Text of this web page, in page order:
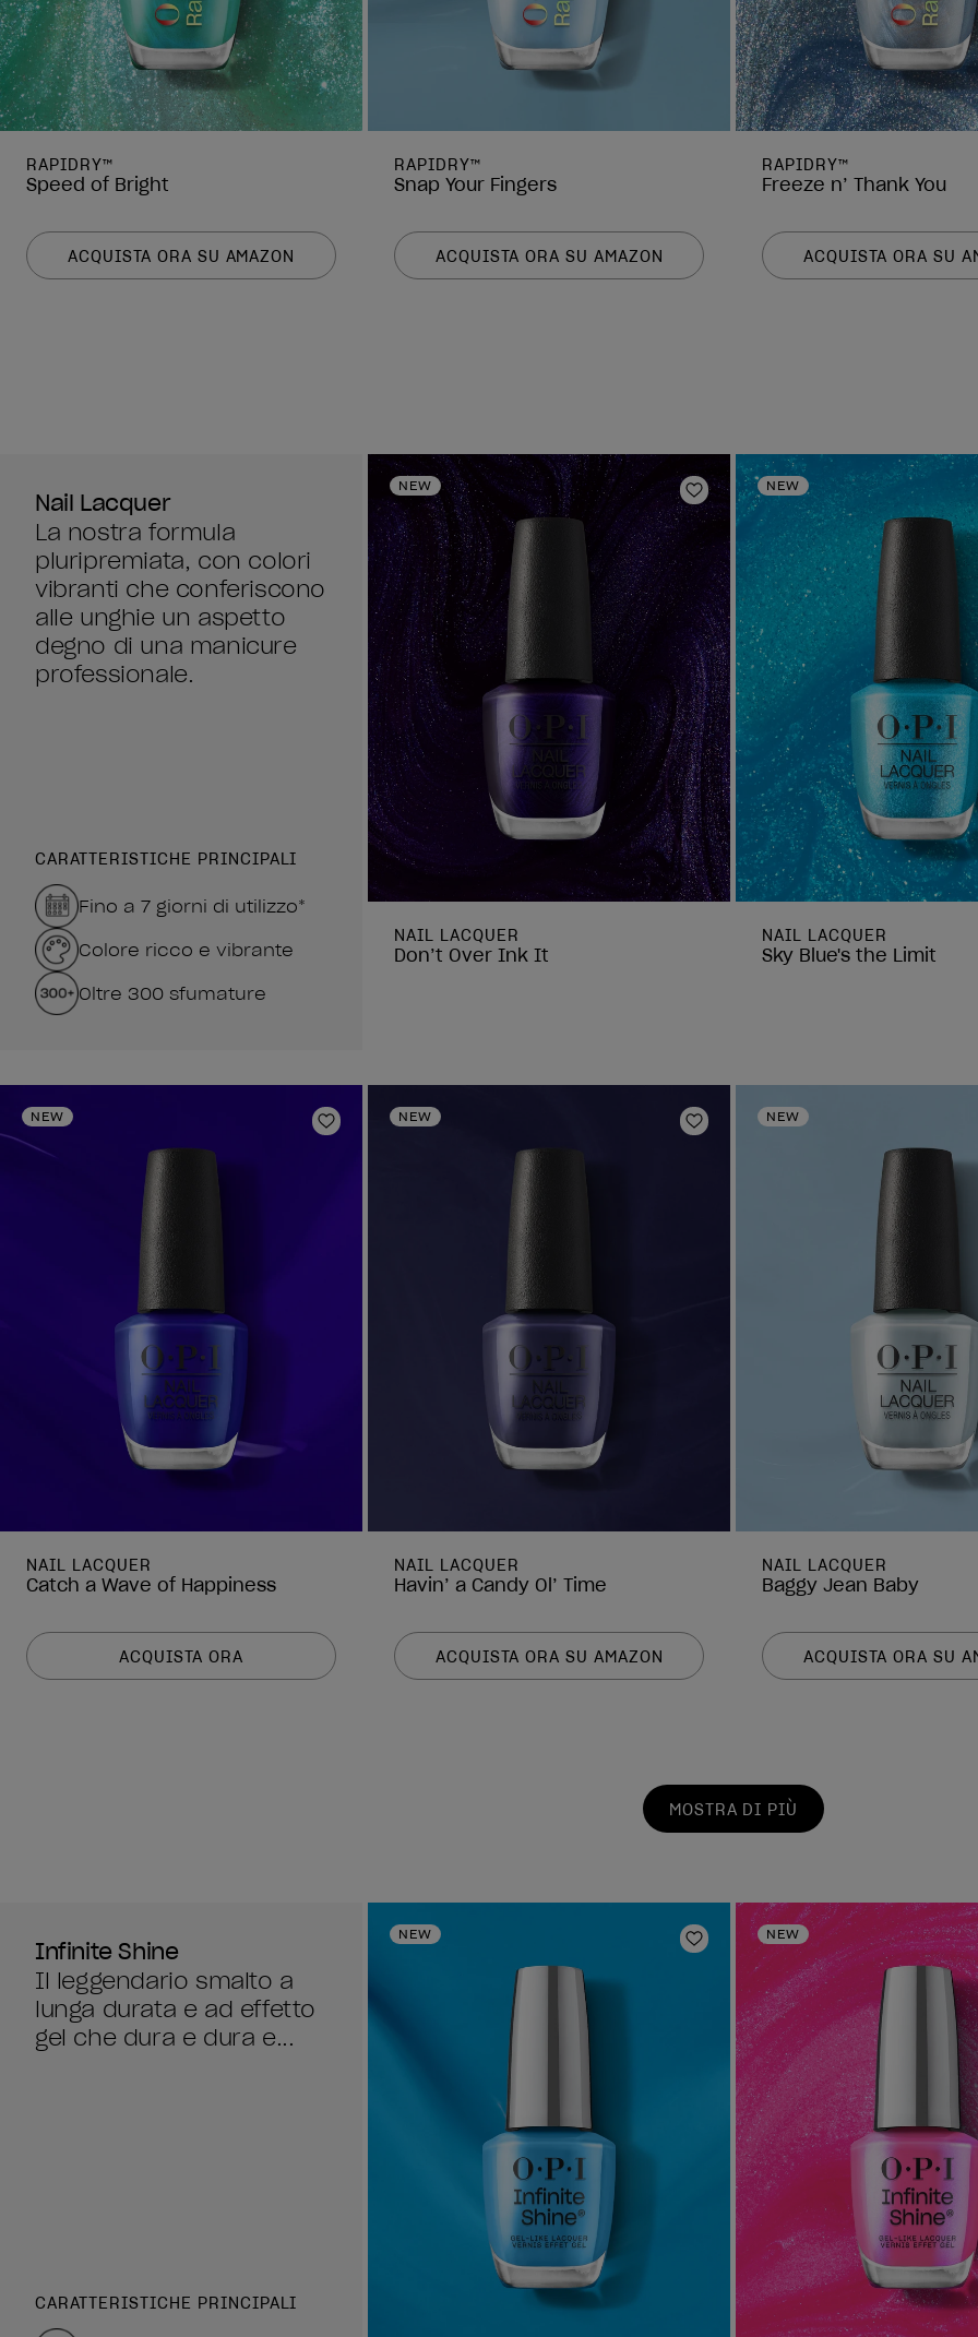
RAPIDRY™
Speed of Bright
ACQUISTA ORA SU AMAZON
RAPIDRY™
Snap Your Fingers
ACQUISTA ORA SU AMAZON
RAPIDRY™
Freeze n’ Thank You
ACQUISTA ORA SU
Nail Lacquer
La nostra formula
pluripremiata, con colori
vibranti che conferiscono
alle unghie un aspetto
degno di una manicure
professionale.
CARATTERISTICHE PRINCIPALI
Fino a 7 giorni di utilizzo*
Colore ricco e vibrante
Oltre 300 sfumature
NEW
Aggiungi alla lista dei desideri
NAIL LACQUER
Don’t Over Ink It
NEW
NAIL LACQUER
Sky Blue's the Limit
NEW
Aggiungi alla lista dei desideri
NAIL LACQUER
Catch a Wave of Happiness
ACQUISTA ORA
NEW
Aggiungi alla lista dei desideri
NAIL LACQUER
Havin’ a Candy Ol’ Time
ACQUISTA ORA SU AMAZON
NEW
NAIL LACQUER
Baggy Jean Baby
ACQUISTA ORA SU
MOSTRA DI PIÙ
Infinite Shine
Il leggendario smalto a
lunga durata e ad effetto
gel che dura e dura e...
CARATTERISTICHE PRINCIPALI
NEW
Aggiungi alla lista dei desideri
NEW